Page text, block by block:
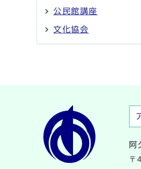
公民館講座
文化協会
阿
〒